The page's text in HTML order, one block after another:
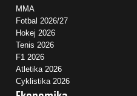
MMA
Fotbal 2026/27
Hokej 2026
Tenis 2026
F1 2026
Atletika 2026
Cyklistika 2026